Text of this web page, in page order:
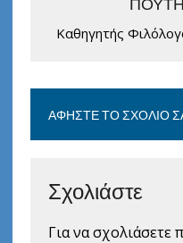
Καθηγητής
ΑΦΉΣΤΕ ΤΟ ΣΧΌΛΙΟ
Σχολιάστε
Για να σχολιάσετε